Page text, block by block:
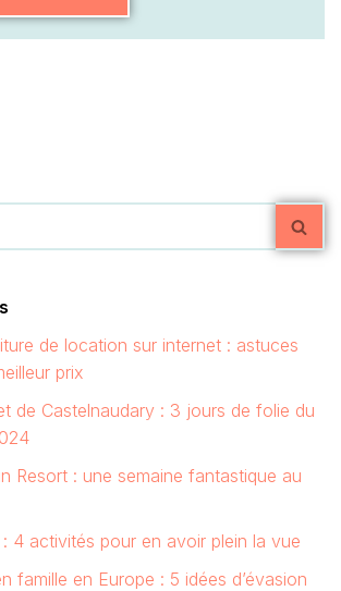
de location sur internet : astuces
prix
de Castelnaudary : 3 jours de folie du
Resort : une semaine fantastique au
4 activités pour en avoir plein la vue
famille en Europe : 5 idées d’évasion